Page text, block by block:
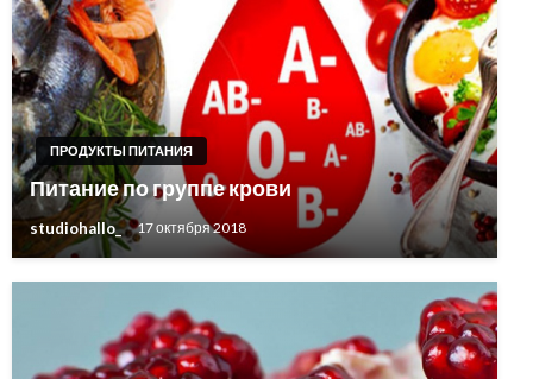
ПРОДУКТЫ ПИТАНИЯ
Питание по группе крови
studiohallo_ 17 октября 2018